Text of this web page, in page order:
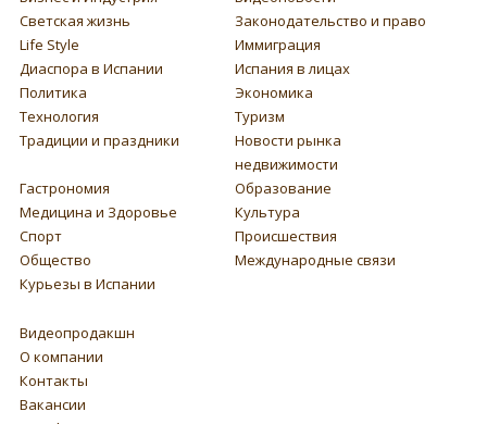
Светская жизнь
Законодательство и право
Life Style
Иммиграция
Диаспора в Испании
Испания в лицах
Политика
Экономика
Технология
Туризм
Традиции и праздники
Новости рынка
недвижимости
Гастрономия
Образование
Медицина и Здоровье
Культура
Спорт
Происшествия
Общество
Международные связи
Курьезы в Испании
Видеопродакшн
О компании
Контакты
Вакансии